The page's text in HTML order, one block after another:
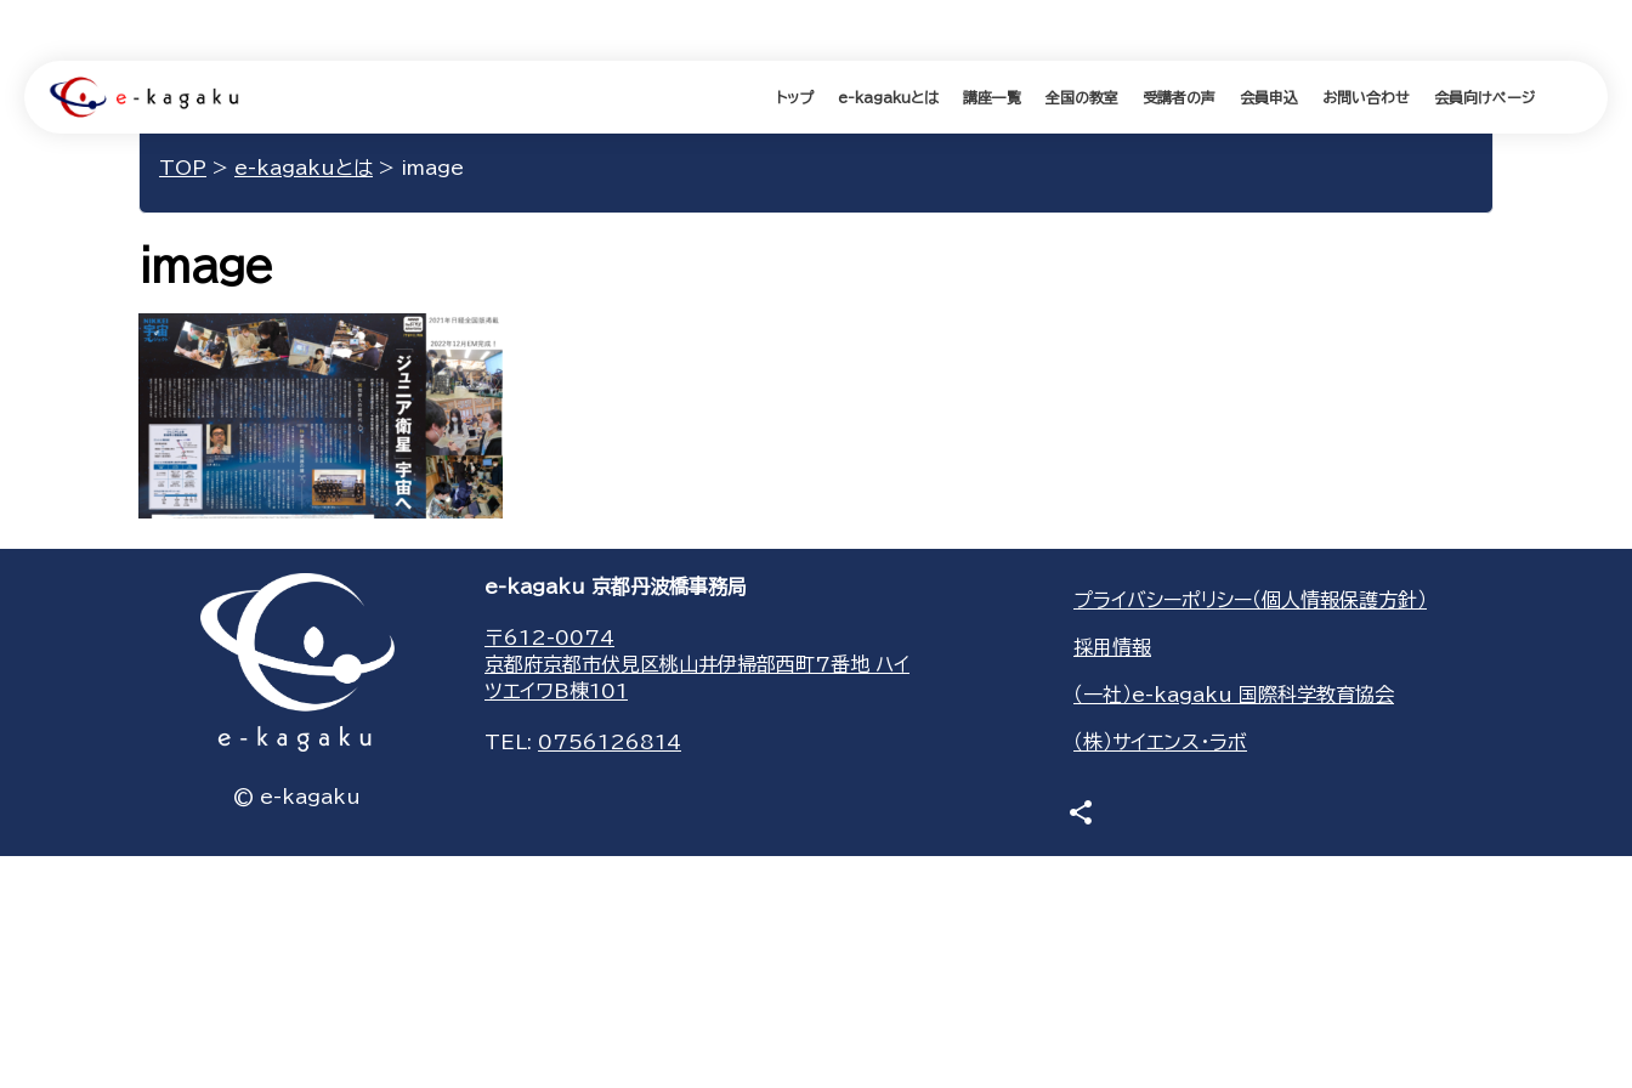
トップ e-kagakuとは 講座一覧 全国の教室 受講者の声 会員申込 お問い合わせ 会員向けページ
TOP > e-kagakuとは > image
image
© e-kagaku
e-kagaku 京都丹波橋事務局
〒612-0074
京都府京都市伏見区桃山井伊掃部西町7番地 ハイ
ツエイワB棟101
TEL: 0756126814
プライバシーポリシー（個人情報保護方針）
採用情報
（一社）e-kagaku 国際科学教育協会
（株）サイエンス・ラボ
share